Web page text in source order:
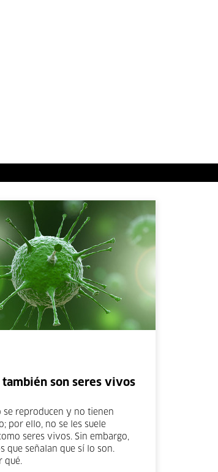
también son seres vivos
se reproducen y no tienen
por ello, no se les suele
seres vivos. Sin embargo,
que señalan que sí lo son.
qué.